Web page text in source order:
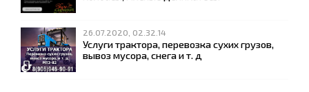
26.07.2020, 02.32.14
Услуги трактора, перевозка сухих грузов,
вывоз мусора, снега и т. д